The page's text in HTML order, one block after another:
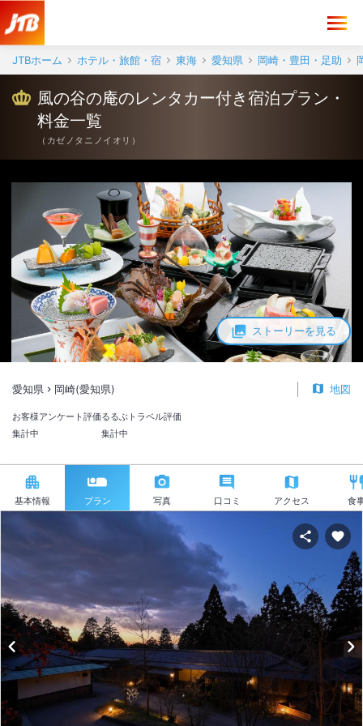
JTBホーム ホテル・旅館・宿 東海 愛知県 岡崎・豊田・足助
ストーリーを見る
風の谷の庵のレンタカー付き宿泊プラン・
料金一覧
（ カゼノタニノイオリ ）
愛知県 岡崎(愛知県) 地図
お客様アンケート評価
集計中
るるぶトラベル評価
集計中
基本情報 プラン 写真 口コミ アクセス 食